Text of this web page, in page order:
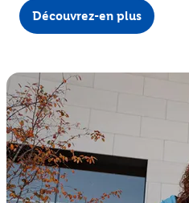
Découvrez-en plus